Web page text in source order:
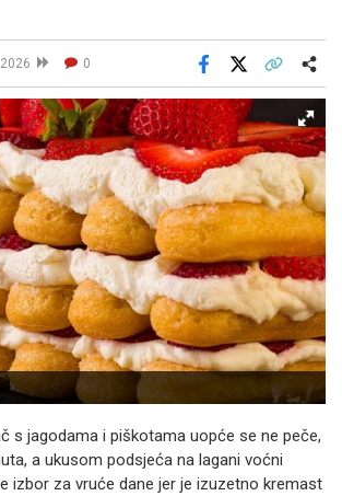
0
Facebook
s jagodama i piškotama uopće se ne peče,
a ukusom podsjeća na lagani voćni
izbor za vruće dane jer je izuzetno kremast